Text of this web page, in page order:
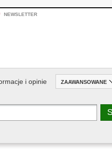
NEWSLETTER
i opinie ZAAWANSOWANE